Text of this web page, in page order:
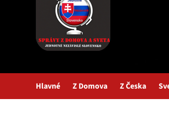
Hlavné Z Domova Z Česka